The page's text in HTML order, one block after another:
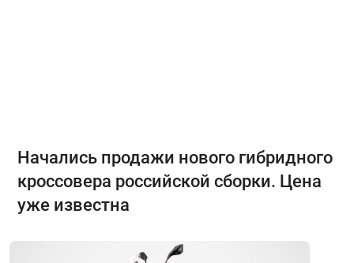
Начались продажи нового гибридного
кроссовера российской сборки. Цена
уже известна